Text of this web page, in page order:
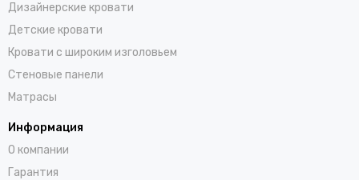
Дизайнерские кровати
Детские кровати
Кровати с широким изголовьем
Стеновые панели
Матрасы
Информация
О компании
Гарантия